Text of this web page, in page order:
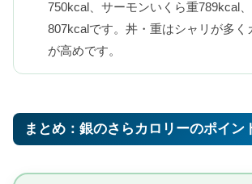
750kcal、サーモンいくら重789kcal
807kcalです。丼・重はシャリが多く
が高めです。
まとめ：銀のさらカロリーのポイン